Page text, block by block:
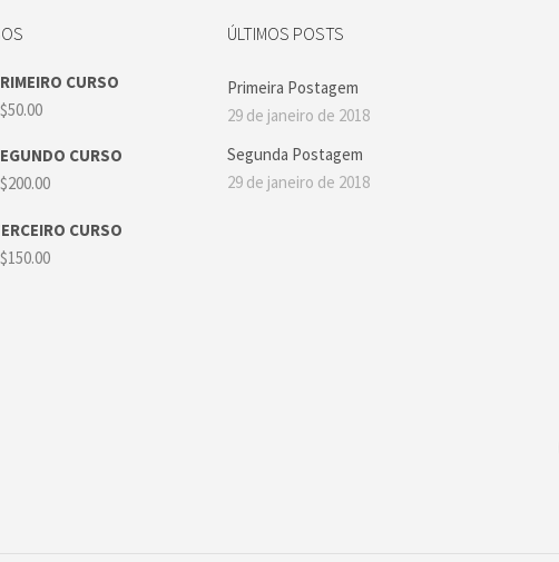
CURSO
50.00
CURSO
200.00
CURSO
150.00
ÚLTIMOS POSTS
Primeira Postagem
29 de janeiro de 2018
Segunda Postagem
29 de janeiro de 2018